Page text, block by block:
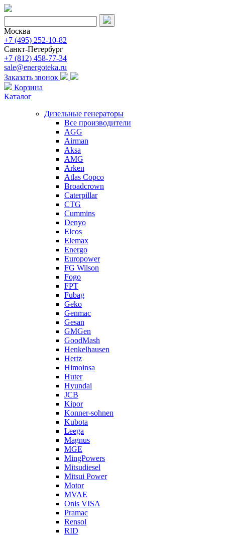
Москва
+7 (495) 252-10-82
Санкт-Петербург
+7 (812) 458-77-34
sale@energoteka.ru
Заказать звонок
Корзина
Каталог
Дизельные генераторы
Все производители
AGG
Airman
Aksa
AMG
Arken
Atlas Copco
Broadcrown
Caterpillar
CTG
Cummins
Denyo
Elcos
Elemax
Energo
Europower
FG Wilson
Fogo
FPT
Fubag
Geko
Genmac
Gesan
GMGen
GoodMash
Henkelhausen
Hertz
Himoinsa
Huter
Hyundai
JCB
Kipor
Konner-sohnen
Kubota
Leega
Magnus
MGE
MingPowers
Mitsudiesel
Mitsui Power
Motor
MVAE
Onis VISA
Pramac
Rensol
RID